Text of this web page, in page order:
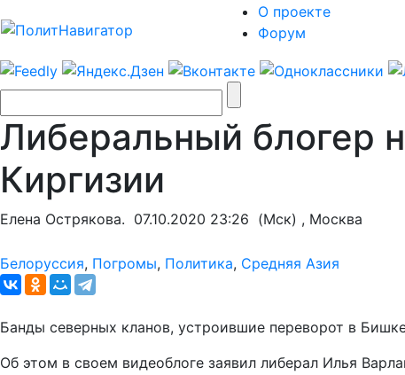
О проекте
Форум
Либеральный блогер
Киргизии
Елена Острякова. 07.10.2020 23:26 (Мск) , Москва
Белоруссия, Погромы, Политика, Средняя Азия
Банды северных кланов, устроившие переворот в
Об этом в своем видеоблоге заявил либерал Илья